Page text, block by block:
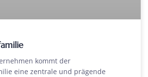
kommt der
eine zentrale und prägende